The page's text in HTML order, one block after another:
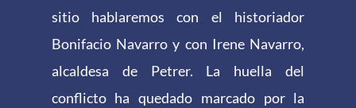
sitio hablaremos con el historiador
Bonifacio Navarro y con Irene Navarro,
alcaldesa de Petrer. La huella del
conflicto ha quedado marcado por la